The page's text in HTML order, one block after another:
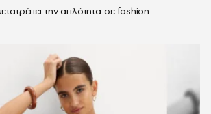
την απλότητα σε fashion